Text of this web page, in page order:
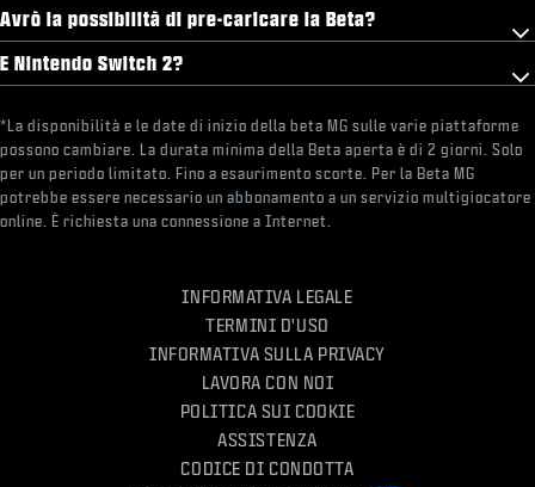
Avrò la possibilità di pre-caricare la Beta?
E Nintendo Switch 2?
*La disponibilità e le date di inizio della beta MG sulle varie piattaforme
possono cambiare. La durata minima della Beta aperta è di 2 giorni. Solo
per un periodo limitato. Fino a esaurimento scorte. Per la Beta MG
potrebbe essere necessario un abbonamento a un servizio multigiocatore
online. È richiesta una connessione a Internet.
INFORMATIVA LEGALE
TERMINI D'USO
INFORMATIVA SULLA PRIVACY
LAVORA CON NOI
POLITICA SUI COOKIE
ASSISTENZA
CODICE DI CONDOTTA